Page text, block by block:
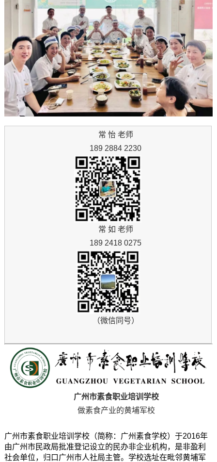
常 怡 老师
189 2884 2230
常 如 老师
189 2418 0275
（微信同号）
广州市素食职业培训学校
做素食产业的黄埔军校
广州市素食职业培训学校（简称：广州素食学校）于2016年
由广州市民政局批准登记设立的民办非企业机构，是非盈利
社会单位，归口广州市人社局主管。学校选址在毗邻黄埔军